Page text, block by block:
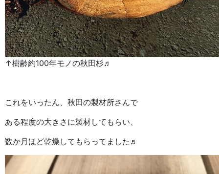
↑樹齢約100年モノの秋田杉♬
これをいったん、秋田の製材所さんで
ある程度の大きさに製材してもらい、
数か月ほど乾燥してもらってました♬